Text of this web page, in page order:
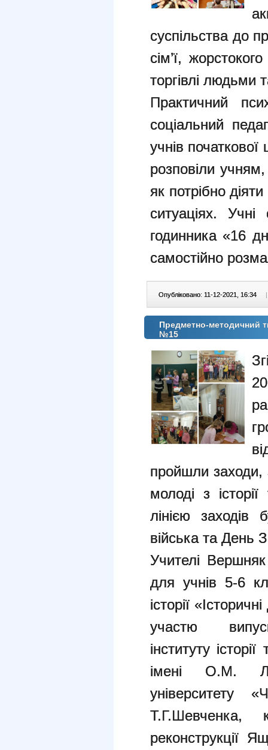
суспільства до
сім’ї,
торгівлі людьми
Практичний
соціальний
учнів
розповіли
як потрібно
ситуаціях.
годинника «16
самостійно
Опубліковано: 11-12-2021, 16:34 |
Предметно-методичний
№15
пройшли заходи,
молоді з
лінією заходів
війська та День
Учителі
для учнів 5-6
історії
участю
інституту
імені О.М.
університету
Т.Г.Шевченка,
реконструкції